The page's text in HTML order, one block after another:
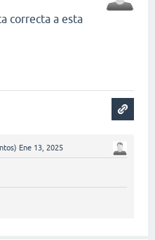
correcta a esta
Ene 13, 2025